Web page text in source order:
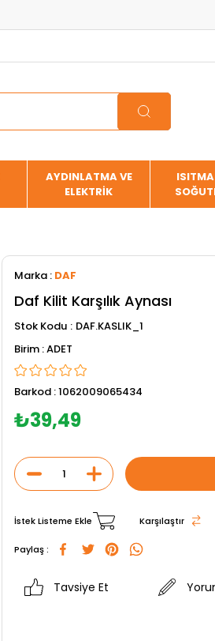
AYDINLATMA VE
ELEKTRİK
ISITMA
Marka : DAF
Daf Kilit Karşılık Aynası
Stok Kodu
DAF.KASLIK_1
ADET
Barkod :1062009065434
₺39,49
İstek Listeme Ekle Karşılaştır
Paylaş :
Tavsiye Et